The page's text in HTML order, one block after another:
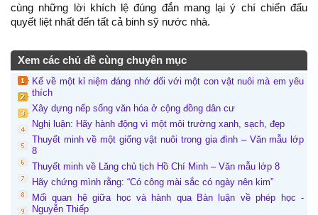
cùng những lời khích lệ đúng đắn mang lại ý chí chiến đấu
quyết liệt nhất đến tất cả binh sỹ nước nhà.
Xem các chủ đề cùng chuyên mục
Kể về một kỉ niệm đáng nhớ đối với một con vật nuôi mà em yêu
thích
Xây dựng nếp sống văn hóa ở cộng đồng dân cư
Nghị luận: Hãy hành động vì một môi trường xanh, sạch, đẹp
Thuyết minh về một giống vật nuôi trong gia đình – Văn mẫu lớp
8
Thuyết minh về Lăng chủ tịch Hồ Chí Minh – Văn mẫu lớp 8
Hãy chứng mình rằng: “Có công mài sắc có ngày nên kim”
Mối quan hệ giữa học và hành qua Bàn luận về phép học -
Nguyễn Thiếp